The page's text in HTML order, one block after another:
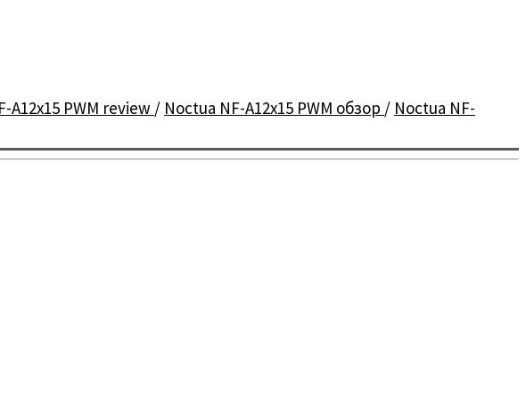
A12x15 PWM review / Noctua NF-A12x15 PWM обзор / Noctua NF-